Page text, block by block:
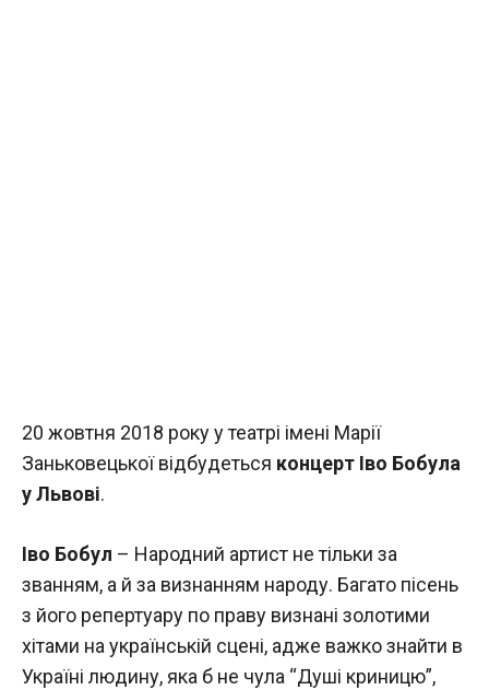
20 жовтня 2018 року у театрі імені Марії
Заньковецької відбудеться концерт Іво Бобула
у Львові.
Іво Бобул – Народний артист не тільки за
званням, а й за визнанням народу. Багато пісень
з його репертуару по праву визнані золотими
хітами на українській сцені, адже важко знайти в
Україні людину, яка б не чула “Душі криницю”,